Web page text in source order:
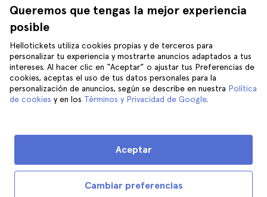
Queremos que tengas la mejor experiencia
posible
Hellotickets utiliza cookies propias y de terceros para
personalizar tu experiencia y mostrarte anuncios adaptados a tus
intereses. Al hacer clic en “Aceptar” o ajustar tus Preferencias de
cookies, aceptas el uso de tus datos personales para la
personalización de anuncios, según se describe en nuestra Política
de cookies y en los Términos y Privacidad de Google.
Cambiar preferencias
Aceptar
Opiniones
Privacidad
Términos y Condiciones
Aviso Legal
Cookies
Londres
Granada
Tenerife
Ayuda
Síguenos en